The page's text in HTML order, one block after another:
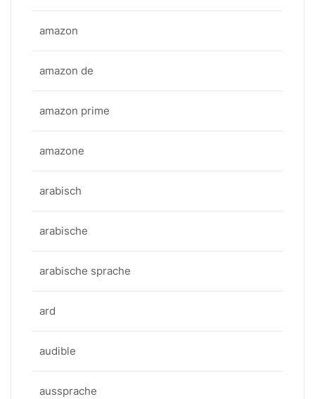
amazon
amazon de
amazon prime
amazone
arabisch
arabische
arabische sprache
ard
audible
aussprache